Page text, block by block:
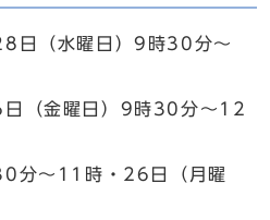
日（水曜日）9時30分～
（金曜日）9時30分～12
分～11時・26日（月曜